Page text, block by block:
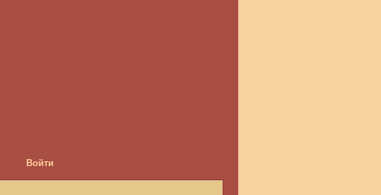
Войти